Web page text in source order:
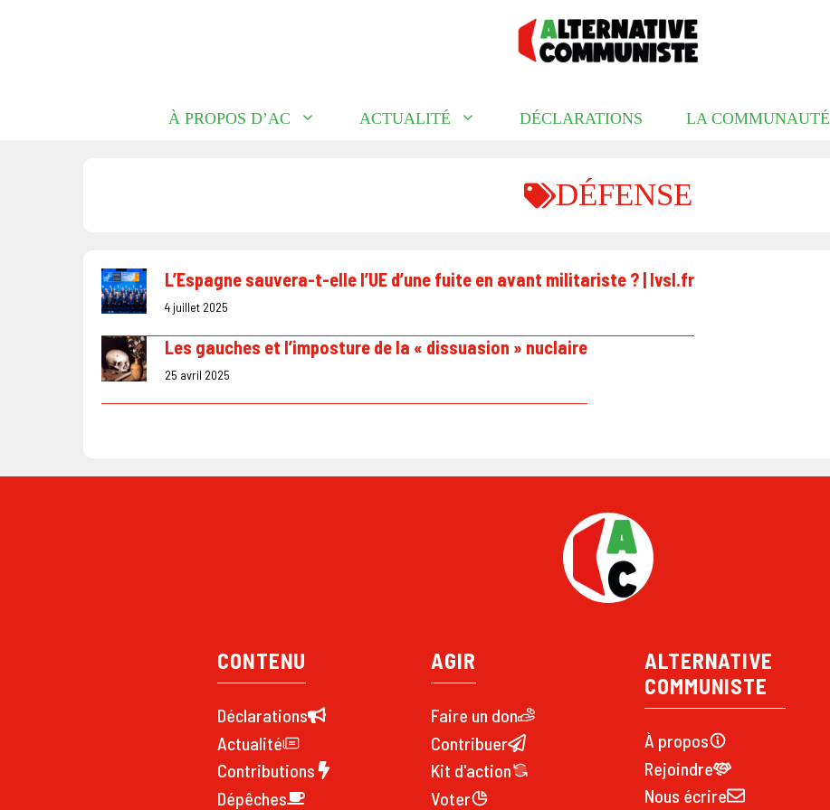
À PROPOS D’AC ACTUALITÉ DÉCLARATIONS LA COMMUNAUTÉ
DÉFENSE
L’Espagne sauvera-t-elle l’UE d’une fuite en avant militariste ? | lvsl.fr
4 juillet 2025
Les gauches et l’imposture de la « dissuasion » nuclaire
25 avril 2025
CONTENU
Déclarations
Actualité
Contributions
Dépêches
AGIR
Faire un don
Contribuer
Kit d'action
Voter
ALTERNATIVE
COMMUNISTE
À propos
Rejoindre
Nous écrire